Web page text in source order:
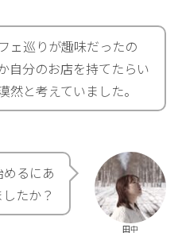
ェ巡りが趣味だったの
自分のお店を持てたらい
然と考えていました。
田中
るにあ
たか？